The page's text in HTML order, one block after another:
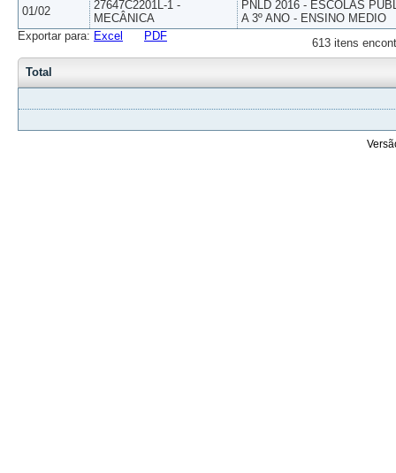
01/02
27647C2201L-1 -
MECÂNICA
PNLD 2016 - ESCOLAS
A 3º ANO - ENSINO MEDIO
613 itens
Exportar para: Excel PDF
Total